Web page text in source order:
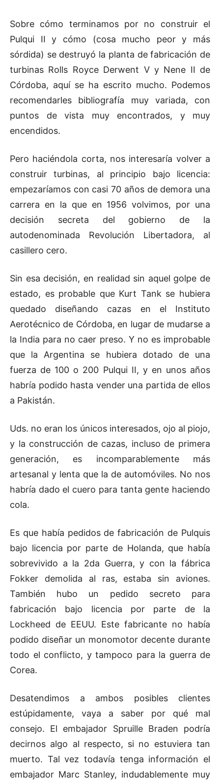
Sobre cómo terminamos por no construir el
Pulqui II y cómo (cosa mucho peor y más
sórdida) se destruyó la planta de fabricación de
turbinas Rolls Royce Derwent V y Nene II de
Córdoba, aquí se ha escrito mucho. Podemos
recomendarles bibliografía muy variada, con
puntos de vista muy encontrados, y muy
encendidos.
Pero haciéndola corta, nos interesaría volver a
construir turbinas, al principio bajo licencia:
empezaríamos con casi 70 años de demora una
carrera en la que en 1956 volvimos, por una
decisión secreta del gobierno de la
autodenominada Revolución Libertadora, al
casillero cero.
Sin esa decisión, en realidad sin aquel golpe de
estado, es probable que Kurt Tank se hubiera
quedado diseñando cazas en el Instituto
Aerotécnico de Córdoba, en lugar de mudarse a
la India para no caer preso. Y no es improbable
que la Argentina se hubiera dotado de una
fuerza de 100 o 200 Pulqui II, y en unos años
habría podido hasta vender una partida de ellos
a Pakistán.
Uds. no eran los únicos interesados, ojo al piojo,
y la construcción de cazas, incluso de primera
generación, es incomparablemente más
artesanal y lenta que la de automóviles. No nos
habría dado el cuero para tanta gente haciendo
cola.
Es que había pedidos de fabricación de Pulquis
bajo licencia por parte de Holanda, que había
sobrevivido a la 2da Guerra, y con la fábrica
Fokker demolida al ras, estaba sin aviones.
También hubo un pedido secreto para
fabricación bajo licencia por parte de la
Lockheed de EEUU. Este fabricante no había
podido diseñar un monomotor decente durante
todo el conflicto, y tampoco para la guerra de
Corea.
Desatendimos a ambos posibles clientes
estúpidamente, vaya a saber por qué mal
consejo. El embajador Spruille Braden podría
decirnos algo al respecto, si no estuviera tan
muerto. Tal vez todavía tenga información el
embajador Marc Stanley, indudablemente muy